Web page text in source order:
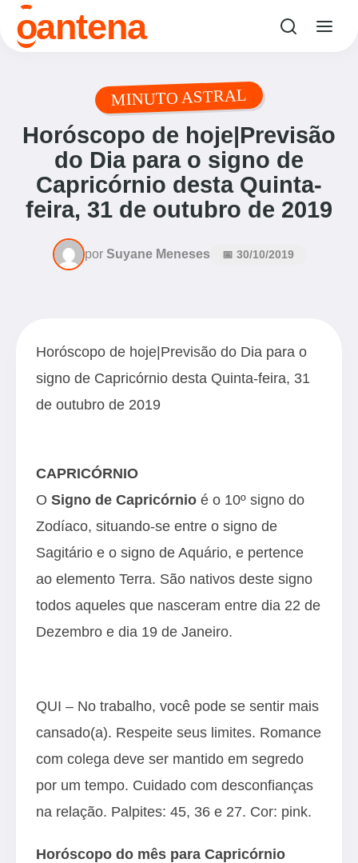
oantena
MINUTO ASTRAL
Horóscopo de hoje|Previsão
do Dia para o signo de
Capricórnio desta Quinta-
feira, 31 de outubro de 2019
por Suyane Meneses 📅 30/10/2019
Horóscopo de hoje|Previsão do Dia para o
signo de Capricórnio desta Quinta-feira, 31
de outubro de 2019
CAPRICÓRNIO
O Signo de Capricórnio é o 10º signo do
Zodíaco, situando-se entre o signo de
Sagitário e o signo de Aquário, e pertence
ao elemento Terra. São nativos deste signo
todos aqueles que nasceram entre dia 22 de
Dezembro e dia 19 de Janeiro.
QUI – No trabalho, você pode se sentir mais
cansado(a). Respeite seus limites. Romance
com colega deve ser mantido em segredo
por um tempo. Cuidado com desconfianças
na relação. Palpites: 45, 36 e 27. Cor: pink.
Horóscopo do mês para Capricórnio